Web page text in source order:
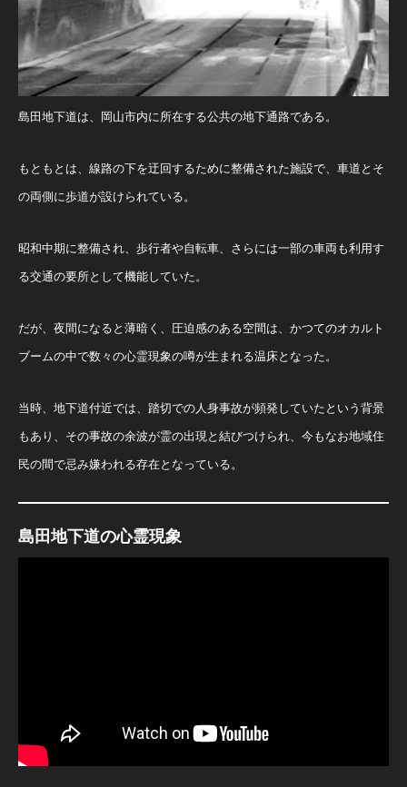
島田地下道は、岡山市内に所在する公共の地下通路である。
もともとは、線路の下を迂回するために整備された施設で、車道とそ
の両側に歩道が設けられている。
昭和中期に整備され、歩行者や自転車、さらには一部の車両も利用す
る交通の要所として機能していた。
だが、夜間になると薄暗く、圧迫感のある空間は、かつてのオカルト
ブームの中で数々の心霊現象の噂が生まれる温床となった。
当時、地下道付近では、踏切での人身事故が頻発していたという背景
もあり、その事故の余波が霊の出現と結びつけられ、今もなお地域住
民の間で忌み嫌われる存在となっている。
島田地下道の心霊現象